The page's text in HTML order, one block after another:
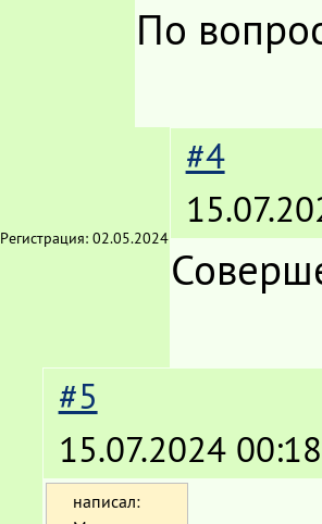
По
Регистрация: 02.05.2024
#4
#5
15.07.2024
написал: